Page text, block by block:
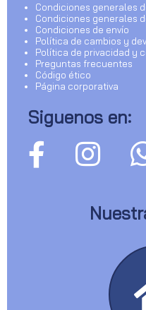
Condiciones generales
Condiciones generales
Condiciones de envío
Política de cambios y
Política de privacidad y
Preguntas frecuentes
Código ético
Página corporativa
Siguenos en: